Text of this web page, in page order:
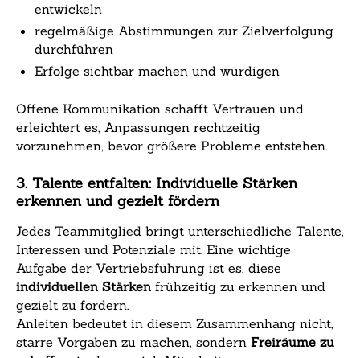
entwickeln
regelmäßige Abstimmungen zur Zielverfolgung
durchführen
Erfolge sichtbar machen und würdigen
Offene Kommunikation schafft Vertrauen und
erleichtert es, Anpassungen rechtzeitig
vorzunehmen, bevor größere Probleme entstehen.
3. Talente entfalten: Individuelle Stärken
erkennen und gezielt fördern
Jedes Teammitglied bringt unterschiedliche Talente,
Interessen und Potenziale mit. Eine wichtige
Aufgabe der Vertriebsführung ist es, diese
individuellen Stärken frühzeitig zu erkennen und
gezielt zu fördern.
Anleiten bedeutet in diesem Zusammenhang nicht,
starre Vorgaben zu machen, sondern Freiräume zu